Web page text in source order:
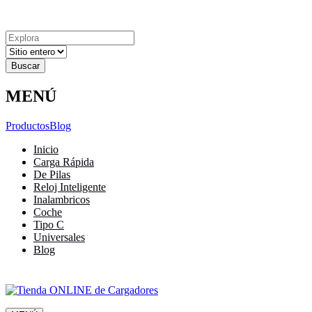
Resultados
para
MENÚ
ProductosBlog
Inicio
Carga Rápida
De Pilas
Reloj Inteligente
Inalambricos
Coche
Tipo C
Universales
Blog